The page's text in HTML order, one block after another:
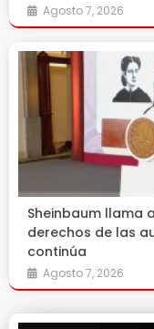
Agosto 7, 2026
Sheinbaum llama
derechos de las
continúa
Agosto 7, 2026